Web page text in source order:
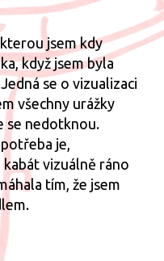
jsem kdy
když jsem byla
se o vizualizaci
všechny urážky
se nedotknou.
je,
vizuálně ráno
tím, že jsem